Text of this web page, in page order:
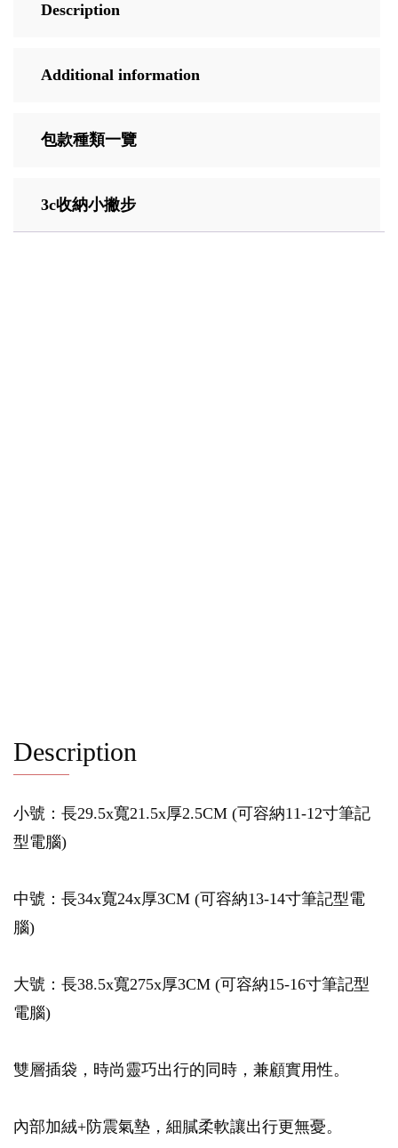
Description
Additional information
包款種類一覽
3c收納小撇步
Description
小號：長29.5x寬21.5x厚2.5CM (可容納11-12寸筆記
型電腦)
中號：長34x寬24x厚3CM (可容納13-14寸筆記型電
腦)
大號：長38.5x寬275x厚3CM (可容納15-16寸筆記型
電腦)
雙層插袋，時尚靈巧出行的同時，兼顧實用性。
內部加絨+防震氣墊，細膩柔軟讓出行更無憂。